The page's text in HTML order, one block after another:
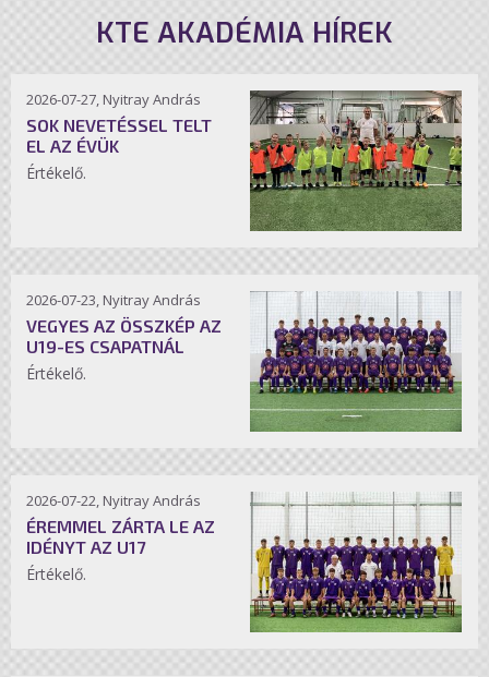
KTE AKADÉMIA HÍREK
2026-07-27, Nyitray András
SOK NEVETÉSSEL TELT
EL AZ ÉVÜK
Értékelő.
2026-07-23, Nyitray András
VEGYES AZ ÖSSZKÉP AZ
U19-ES CSAPATNÁL
Értékelő.
2026-07-22, Nyitray András
ÉREMMEL ZÁRTA LE AZ
IDÉNYT AZ U17
Értékelő.